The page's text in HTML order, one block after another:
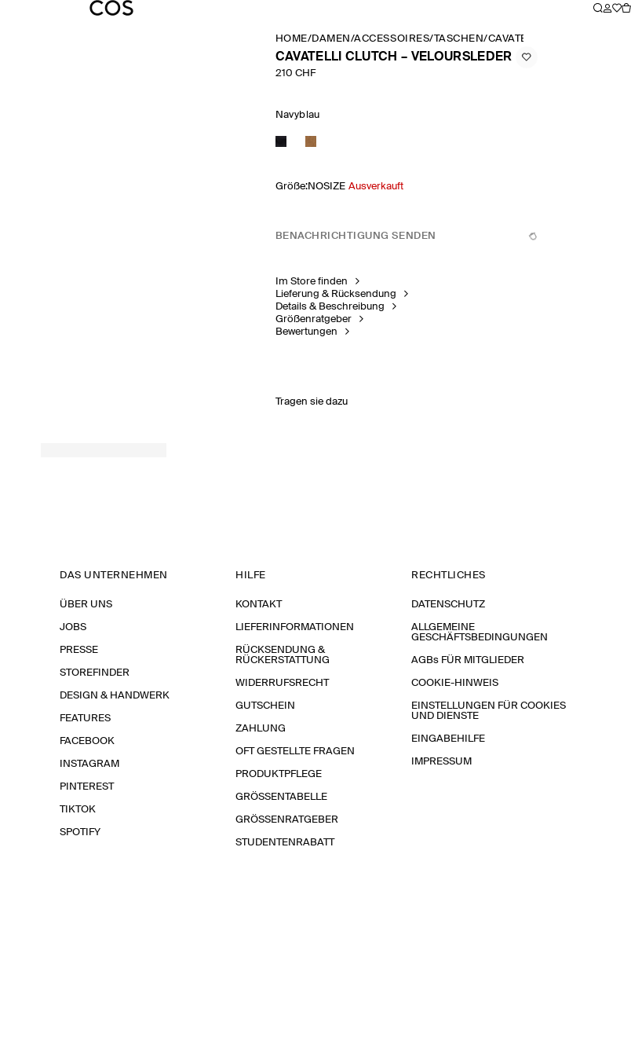
HOME/DAMEN /ACCESSOIRES/TASCHEN/CAVATELLI CLUTCH –
CAVATELLI CLUTCH – VELOURSLEDER
210 CHF
Navyblau
Größe:NOSIZE Ausverkauft
BENACHRICHTIGUNG SENDEN
Im Store finden
Lieferung & Rücksendung
Details & Beschreibung
Größenratgeber
Bewertungen
Tragen sie dazu
DAS UNTERNEHMEN
ÜBER UNS
JOBS
PRESSE
STOREFINDER
DESIGN & HANDWERK
FEATURES
FACEBOOK
INSTAGRAM
PINTEREST
TIKTOK
SPOTIFY
HILFE
KONTAKT
LIEFERINFORMATIONEN
RÜCKSENDUNG &
RÜCKERSTATTUNG
WIDERRUFSRECHT
GUTSCHEIN
ZAHLUNG
OFT GESTELLTE FRAGEN
PRODUKTPFLEGE
GRÖSSENTABELLE
GRÖSSENRATGEBER
STUDENTENRABATT
RECHTLICHES
DATENSCHUTZ
ALLGEMEINE
GESCHÄFTSBEDINGUNGEN
AGBs FÜR MITGLIEDER
COOKIE-HINWEIS
EINSTELLUNGEN FÜR COOKIES
UND DIENSTE
EINGABEHILFE
IMPRESSUM